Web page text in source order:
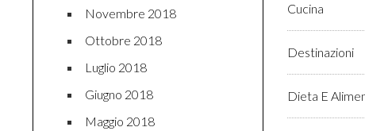
Novembre 2018
Ottobre 2018
Luglio 2018
Giugno 2018
Maggio 2018
Cucina
Destinazioni
Dieta E